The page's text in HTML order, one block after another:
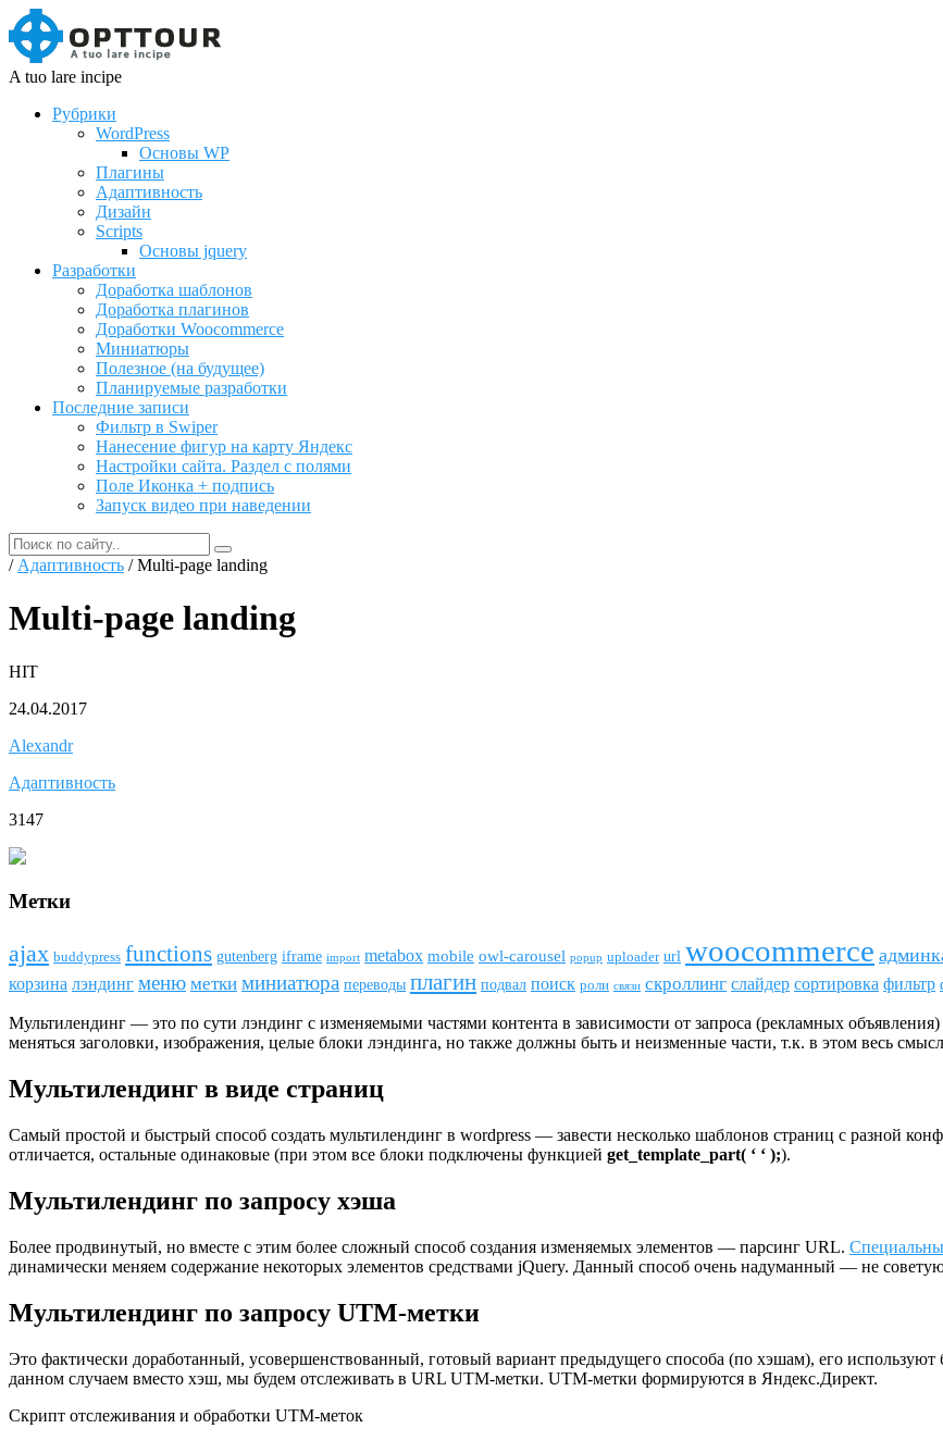
A tuo lare incipe
Рубрики
WordPress
Основы WP
Плагины
Адаптивность
Дизайн
Scripts
Основы jquery
Разработки
Доработка шаблонов
Доработка плагинов
Доработки Woocommerce
Миниатюры
Полезное (на будущее)
Планируемые разработки
Последние записи
Фильтр в Swiper
Нанесение фигур на карту Яндекс
Настройки сайта. Раздел с полями
Поле Иконка + подпись
Запуск видео при наведении
/ Адаптивность / Multi-page landing
Multi-page landing
HIT
24.04.2017
Alexandr
Адаптивность
3147
Метки
ajax buddypress funсtions gutenberg iframe import metabox mobile owl-carousel popup uploader url woocommerce
корзина лэндинг меню метки миниатюра переводы плагин подвал поиск роли связи скроллинг слайдер сортировка фильтр
Мультилендинг — это по сути лэндинг с изменяемыми частями контента в зависимости от запроса (рекламных
меняться заголовки, изображения, целые блоки лэндинга, но также должны быть и неизменные части, т.к. в этом весь
Мультилендинг в виде страниц
Самый простой и быстрый способ создать мультилендинг в wordpress — завести несколько шаблонов страниц с разной
отличается, остальные одинаковые (при этом все блоки подключены функцией get_template_part( ‘ ‘ );).
Мультилендинг по запросу хэша
Более продвинутый, но вместе с этим более сложный способ создания изменяемых элементов — парсинг URL.
динамически меняем содержание некоторых элементов средствами jQuery. Данный способ очень надуманный — не
Мультилендинг по запросу UTM-метки
Это фактически доработанный, усовершенствованный, готовый вариант предыдущего способа (по хэшам), его
данном случаем вместо хэш, мы будем отслеживать в URL UTM-метки. UTM-метки формируются в Яндекс.Директ.
Скрипт отслеживания и обработки UTM-меток